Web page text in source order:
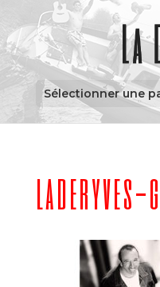
Sélectionner une
laderyves-